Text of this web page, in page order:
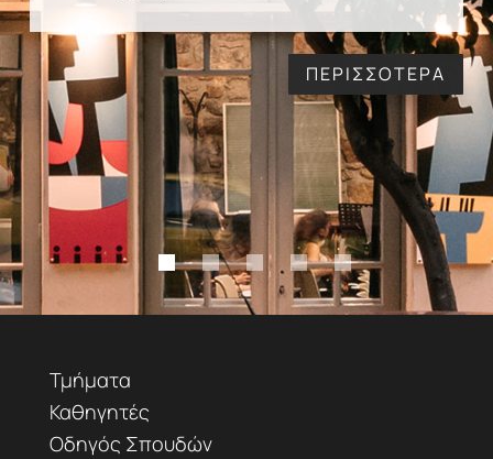
ΠΕΡΙΣΣΟΤΕΡΑ
Τμήματα
Καθηγητές
Οδηγός Σπουδών